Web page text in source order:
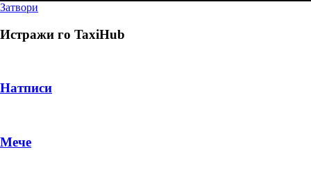
Затвори
Истражи го TaxiHub
Натписи
Мече